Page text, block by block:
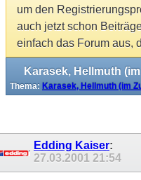
um den
auch jetzt schon
einfach das Forum aus,
Karasek, Hellmuth
Thema: Karasek, Hellmuth (im
Edding Kaiser:
27.03.2001 21:54